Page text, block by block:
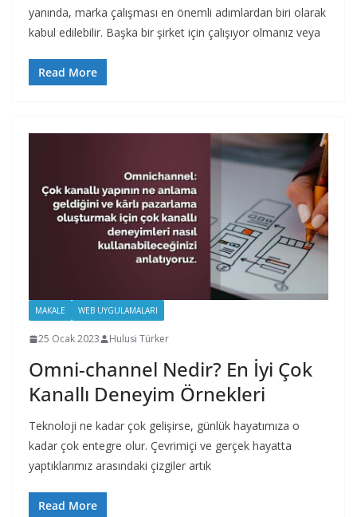
yanında, marka çalışması en önemli adımlardan biri olarak
kabul edilebilir. Başka bir şirket için çalışıyor olmanız veya
Read More
MAKALE WEB UYGULAMALARI
25 Ocak 2023 Hulusi Türker
Omni-channel Nedir? En İyi Çok
Kanallı Deneyim Örnekleri
Teknoloji ne kadar çok gelişirse, günlük hayatımıza o
kadar çok entegre olur. Çevrimiçi ve gerçek hayatta
yaptıklarımız arasındaki çizgiler artık
Read More